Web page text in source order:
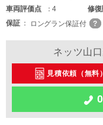
車両評価点 4 修復
保証
ロングラン保証付
ネッツ山
見積依頼（無料）